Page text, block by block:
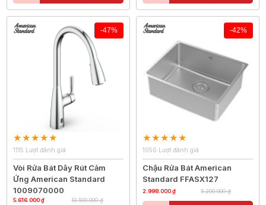
-47%
1115 Lượt đánh giá
Vòi Rửa Bát Dây Rút Cảm
Ứng American Standard
1009070000
5.616.000 ₫ 10.500.000 ₫
-42%
1050 Lượt đánh giá
Chậu Rửa Bát American
Standard FFASX127
2.998.000 ₫ 5.200.000 ₫